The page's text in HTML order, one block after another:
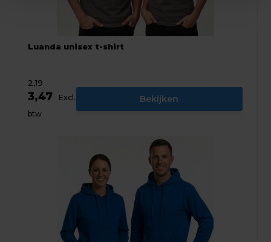
Luanda unisex t-shirt
2,19
3,47
Excl.
btw
Bekijken